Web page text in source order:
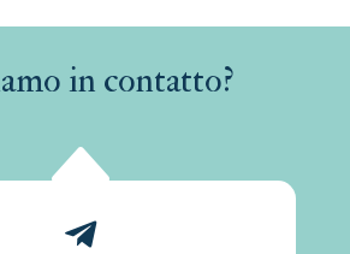
in contatto?
B
